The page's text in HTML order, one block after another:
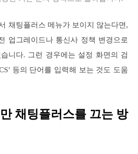
채팅플러스 메뉴가 보이지 않는다면,
업그레이드나 통신사 정책 변경으로
니다. 그런 경우에는 설정 화면의 검
등의 단어를 입력해 보는 것도 도움
채팅플러스를 끄는 방